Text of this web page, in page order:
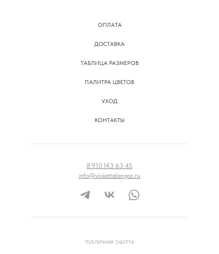
ОПЛАТА
ДОСТАВКА
ТАБЛИЦА РАЗМЕРОВ
ПАЛИТРА ЦВЕТОВ
УХОД
КОНТАКТЫ
8 910 143 63 45
info@violettalangas.ru
ПУБЛИЧНАЯ ОФЕРТА